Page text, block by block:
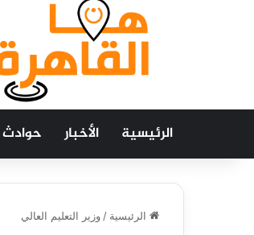
الرئيسية الأخبار حوادث
الرئيسية / وزير التعليم العالي